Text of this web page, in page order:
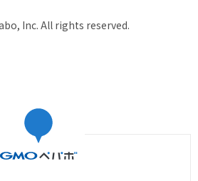
Inc. All rights reserved.